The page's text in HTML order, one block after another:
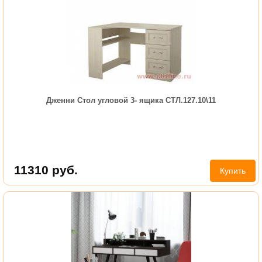
Дженни Стол угловой 3- ящика СТЛ.127.10\11
11310 руб. Купить